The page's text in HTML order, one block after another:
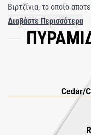
Βιρτζίνια, το οποίο
σύνθεσης, θέτοντας τις
ταξίδι. Το γήινο
που ξετυλίγεται σαν μια
ένα πλούσιο μπουκέτο
αναδύεται,
πολυτέλειας. Η φυσική
τονίζεται από τη
Διαβάστε Περισσότερα
Cedar/